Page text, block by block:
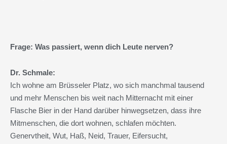
Frage: Was passiert, wenn dich Leute nerven?
Dr. Schmale:
Ich wohne am Brüsseler Platz, wo sich manchmal tausend
und mehr Menschen bis weit nach Mitternacht mit einer
Flasche Bier in der Hand darüber hinwegsetzen, dass ihre
Mitmenschen, die dort wohnen, schlafen möchten.
Genervtheit, Wut, Haß, Neid, Trauer, Eifersucht,